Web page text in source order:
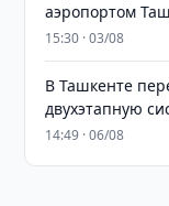
аэропортом
15:30 · 03/08
В Ташкенте
двухэтапную
14:49 · 06/08